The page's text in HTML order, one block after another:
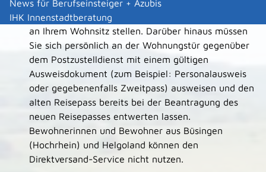
News für Berufseinsteiger + Azubis
IHK Innenstadtberatung
dass Sie mindestens 18. Jahre alt sind und den
Passantrag innerhalb Deutschlands bei der Behörde
an Ihrem Wohnsitz stellen. Darüber hinaus müssen
Sie sich persönlich an der Wohnungstür gegenüber
dem Postzustelldienst mit einem gültigen
Ausweisdokument (zum Beispiel: Personalausweis
oder gegebenenfalls Zweitpass) ausweisen und den
alten Reisepass bereits bei der Beantragung des
neuen Reisepasses entwerten lassen.
Bewohnerinnen und Bewohner aus Büsingen
(Hochrhein) und Helgoland können den
Direktversand-Service nicht nutzen.